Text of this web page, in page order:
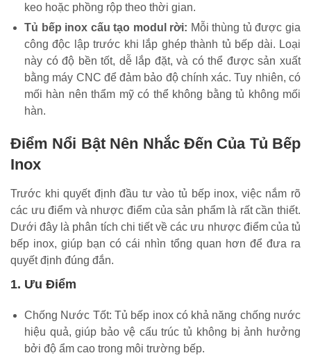
keo hoặc phồng rộp theo thời gian.
Tủ bếp inox cấu tạo modul rời: Mỗi thùng tủ được gia
công độc lập trước khi lắp ghép thành tủ bếp dài. Loại
này có độ bền tốt, dễ lắp đặt, và có thể được sản xuất
bằng máy CNC để đảm bảo độ chính xác. Tuy nhiên, có
mối hàn nên thẩm mỹ có thể không bằng tủ không mối
hàn.
Điểm Nổi Bật Nên Nhắc Đến Của Tủ Bếp
Inox
Trước khi quyết định đầu tư vào tủ bếp inox, việc nắm rõ
các ưu điểm và nhược điểm của sản phẩm là rất cần thiết.
Dưới đây là phân tích chi tiết về các ưu nhược điểm của tủ
bếp inox, giúp bạn có cái nhìn tổng quan hơn để đưa ra
quyết định đúng đắn.
1. Ưu Điểm
Chống Nước Tốt: Tủ bếp inox có khả năng chống nước
hiệu quả, giúp bảo vệ cấu trúc tủ không bị ảnh hưởng
bởi độ ẩm cao trong môi trường bếp.